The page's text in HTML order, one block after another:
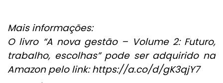
Mais informações:
O livro “A nova gestão – Volume 2: Futuro,
trabalho, escolhas” pode ser adquirido na
Amazon pelo link:https://a.co/d/gK3qjY7